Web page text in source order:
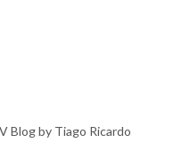
Blog by Tiago Ricardo